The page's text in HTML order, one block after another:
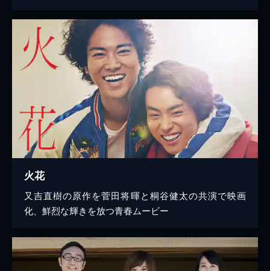
火花
又吉直樹の原作を菅田将暉と桐谷健太の共演で映画
化、鮮烈な輝きを放つ青春ムービー